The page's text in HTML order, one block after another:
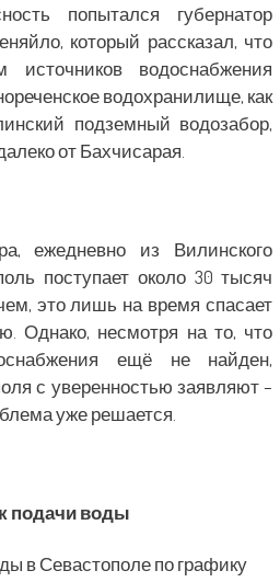
попытался губернатор
который рассказал, что
водоснабжения
водохранилище, как
подземный водозабор,
от Бахчисарая.
ежедневно из Вилинского
поступает около 30 тысяч
это лишь на время спасает
Однако, несмотря на то, что
ещё не найден,
с уверенностью заявляют –
уже решается.
подачи воды